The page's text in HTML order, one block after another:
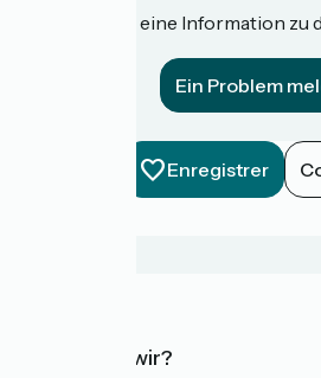
Haben Sie eine Information
Ein Problem
Enregistrer
Wer sind wir?